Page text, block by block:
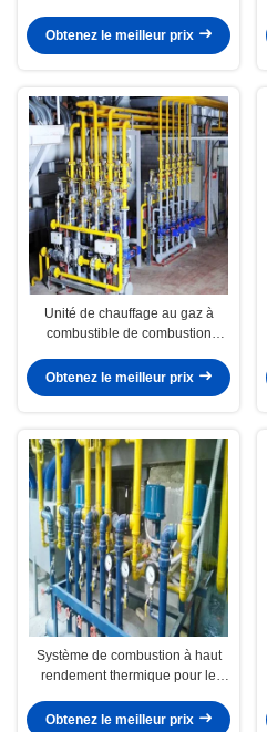
Obtenez le meilleur prix
Unité de chauffage au gaz à
combustible de combustion
combustion du souffleur d'air 50
Obtenez le meilleur prix
Système de combustion à haut
rendement thermique pour le
Obtenez le meilleur prix